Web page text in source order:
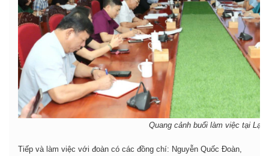
Quang cảnh buổi làm việc tại
Tiếp và làm việc với đoàn có các đồng chí: Nguyễn Quốc Đoàn,